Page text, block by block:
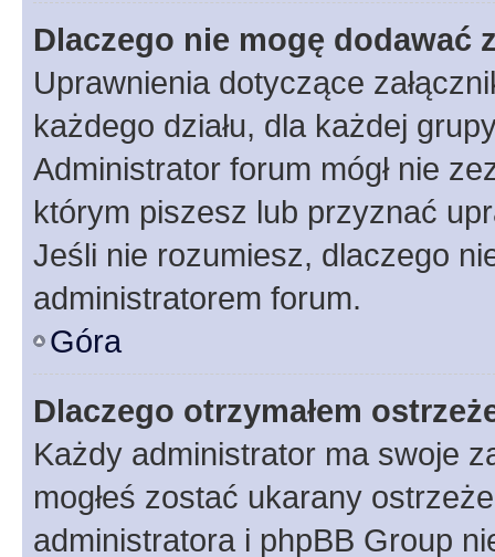
Dlaczego nie mogę dodawać
Uprawnienia dotyczące
każdego działu, dla każdej
Administrator forum mógł nie
którym piszesz lub przyznać
Jeśli nie rozumiesz, dlaczego
administratorem forum.
Góra
Dlaczego otrzymałem
Każdy administrator ma swoje
mogłeś zostać ukarany
administratora i phpBB Group